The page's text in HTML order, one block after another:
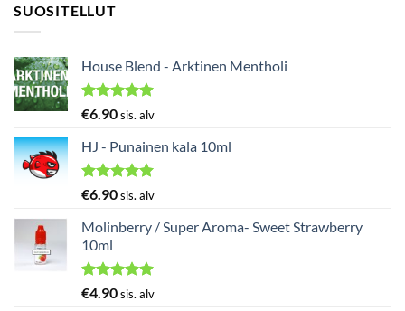
SUOSITELLUT
House Blend - Arktinen Mentholi
Arvostelu
5.00
/ 5
€6.90sis. alv
HJ - Punainen kala 10ml
Arvostelu
5.00/ 5
€6.90sis. alv
Molinberry / Super Aroma- Sweet Strawberry
10ml
Arvostelu
€4.90sis. alv